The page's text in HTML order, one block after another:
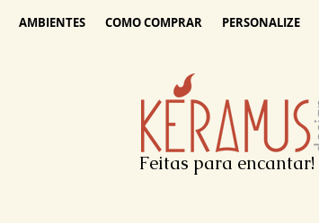
AMBIENTES COMO COMPRAR PERSONALIZE
Feitas para encantar!